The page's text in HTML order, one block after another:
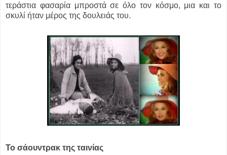
τεράστια φασαρία μπροστά σε όλο τον κόσμο, μια και το
σκυλί ήταν μέρος της δουλειάς του.
Το σάουντρακ της ταινίας